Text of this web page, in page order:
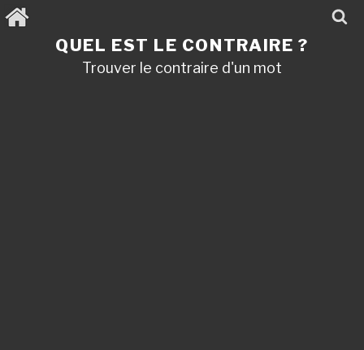
Aller
au
QUEL EST LE CONTRAIRE ?
Trouver le contraire d'un mot